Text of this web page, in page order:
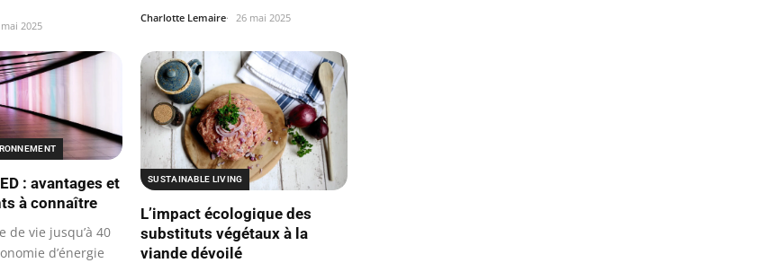
2025
Charlotte Lemaire 26 mai 2025
: avantages et
à connaître
de vie jusqu’à 40
d’énergie
SUSTAINABLE LIVING
L’impact écologique des
substituts végétaux à la
viande dévoilé